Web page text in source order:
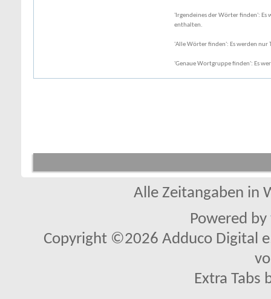
'Irgendeines der Wörter finden': Es
enthalten.
'Alle Wörter finden': Es werden nur
'Genaue Wortgruppe finden': Es
Alle Zeitangaben in
Powered by
Copyright ©2026 Adduco Digital
Extra Tabs